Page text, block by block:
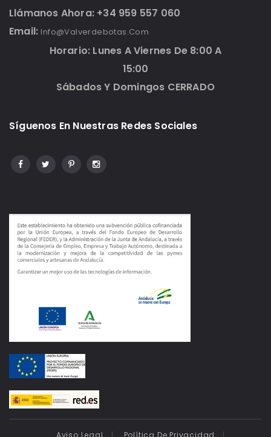
Llámanos Ahora: +34 959 557 060
Email: Info@valverdebotas.com
Horario: Lunes A Viernes De 8:00 A
15:00
Sábados Y Domingos CERRADO
Síguenos En Nuestras Redes Sociales